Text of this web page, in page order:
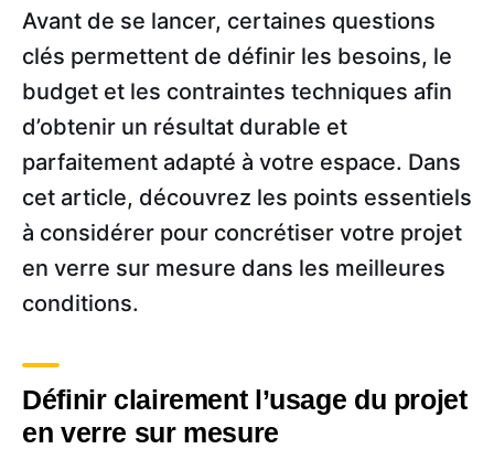
Avant de se lancer, certaines questions
clés permettent de définir les besoins, le
budget et les contraintes techniques afin
d’obtenir un résultat durable et
parfaitement adapté à votre espace. Dans
cet article, découvrez les points essentiels
à considérer pour concrétiser votre projet
en verre sur mesure dans les meilleures
conditions.
Définir clairement l’usage du projet
en verre sur mesure